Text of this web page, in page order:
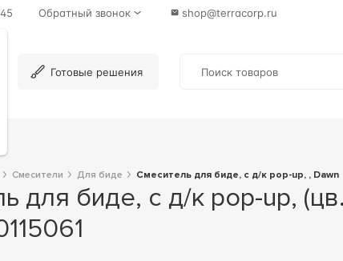
Обратный звонок shop@terracorp.ru
Готовые решения
Смесители Для биде Смеситель для биде, c д/к pop-up, , Dawn